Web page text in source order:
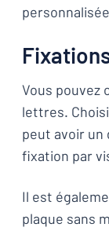
Vous pouvez
lettres.
peut avoir un
fixation par
Il est
plaque sans